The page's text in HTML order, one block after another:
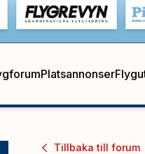
Platsannonser
Tillbaka till forum